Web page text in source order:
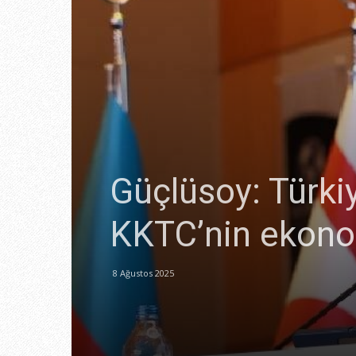
Güçlüsoy:
KKTC’nin
8 Ağustos 2025